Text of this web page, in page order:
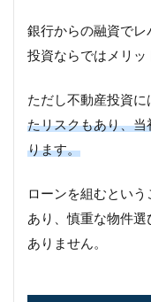
銀行からの融資で
投資ならではメリッ
ただし不動産投資に
たリスクもあり、
ります。
ローンを組むとい
あり、慎重な物件
ありません。